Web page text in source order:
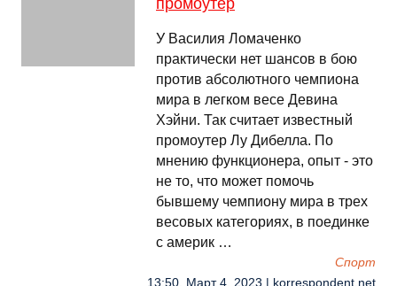
промоутер
У Василия Ломаченко
практически нет шансов в бою
против абсолютного чемпиона
мира в легком весе Девина
Хэйни. Так считает известный
промоутер Лу Дибелла. По
мнению функционера, опыт - это
не то, что может помочь
бывшему чемпиону мира в трех
весовых категориях, в поединке
с америк …
Спорт
13:50, Март 4, 2023 | korrespondent.net